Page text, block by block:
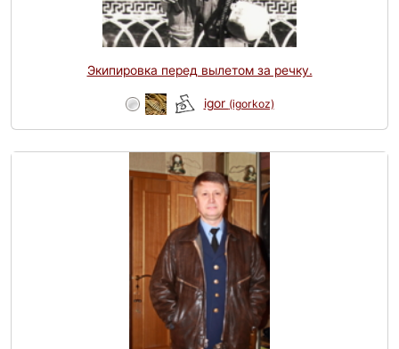
Экипировка перед вылетом за речку.
igor (igorkoz)